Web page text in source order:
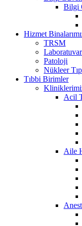
Bilgi
Hizmet
TRSM
Laboratuvar
Patoloji
Nükleer Tıp
Tıbbi Birimler
Acil
Aile